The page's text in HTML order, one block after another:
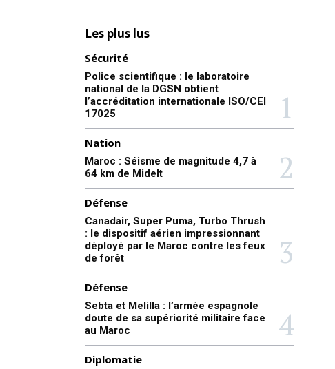
Les plus lus
Sécurité
Police scientifique : le laboratoire
national de la DGSN obtient
l’accréditation internationale ISO/CEI
17025
Nation
Maroc : Séisme de magnitude 4,7 à
64 km de Midelt
Défense
Canadair, Super Puma, Turbo Thrush
: le dispositif aérien impressionnant
déployé par le Maroc contre les feux
de forêt
Défense
Sebta et Melilla : l’armée espagnole
doute de sa supériorité militaire face
au Maroc
Diplomatie